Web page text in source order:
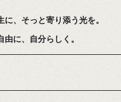
に、そっと寄り添う光を。
由に、自分らしく。